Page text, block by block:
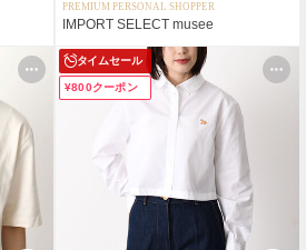
PREMIUM PERSONAL SHOPPER
IMPORT SELECT musee
タイムセール
¥800クーポン